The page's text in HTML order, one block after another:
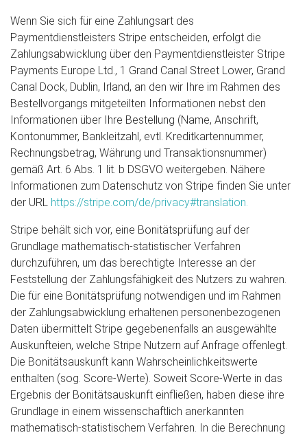
Wenn Sie sich für eine Zahlungsart des
Paymentdienstleisters Stripe entscheiden, erfolgt die
Zahlungsabwicklung über den Paymentdienstleister Stripe
Payments Europe Ltd., 1 Grand Canal Street Lower, Grand
Canal Dock, Dublin, Irland, an den wir Ihre im Rahmen des
Bestellvorgangs mitgeteilten Informationen nebst den
Informationen über Ihre Bestellung (Name, Anschrift,
Kontonummer, Bankleitzahl, evtl. Kreditkartennummer,
Rechnungsbetrag, Währung und Transaktionsnummer)
gemäß Art. 6 Abs. 1 lit. b DSGVO weitergeben. Nähere
Informationen zum Datenschutz von Stripe finden Sie unter
der URL https://stripe.com/de/privacy#translation.
Stripe behält sich vor, eine Bonitätsprüfung auf der
Grundlage mathematisch-statistischer Verfahren
durchzuführen, um das berechtigte Interesse an der
Feststellung der Zahlungsfähigkeit des Nutzers zu wahren.
Die für eine Bonitätsprüfung notwendigen und im Rahmen
der Zahlungsabwicklung erhaltenen personenbezogenen
Daten übermittelt Stripe gegebenenfalls an ausgewählte
Auskunfteien, welche Stripe Nutzern auf Anfrage offenlegt.
Die Bonitätsauskunft kann Wahrscheinlichkeitswerte
enthalten (sog. Score-Werte). Soweit Score-Werte in das
Ergebnis der Bonitätsauskunft einfließen, haben diese ihre
Grundlage in einem wissenschaftlich anerkannten
mathematisch-statistischem Verfahren. In die Berechnung